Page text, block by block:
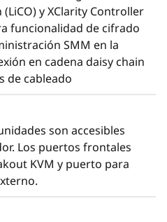
del ThinkSystem
componentes a menor
que consumen
Los clientes que han
Neptune™ DWC han
% de ahorro en los
a la optimización del
Sin los ventiladores del
ruido y funcionan de
silenciosa.
y XClarity Controller
funcionalidad de cifrado
SMM en la
en cadena daisy chain
de cableado
son accesibles
Los puertos frontales
KVM y puerto para